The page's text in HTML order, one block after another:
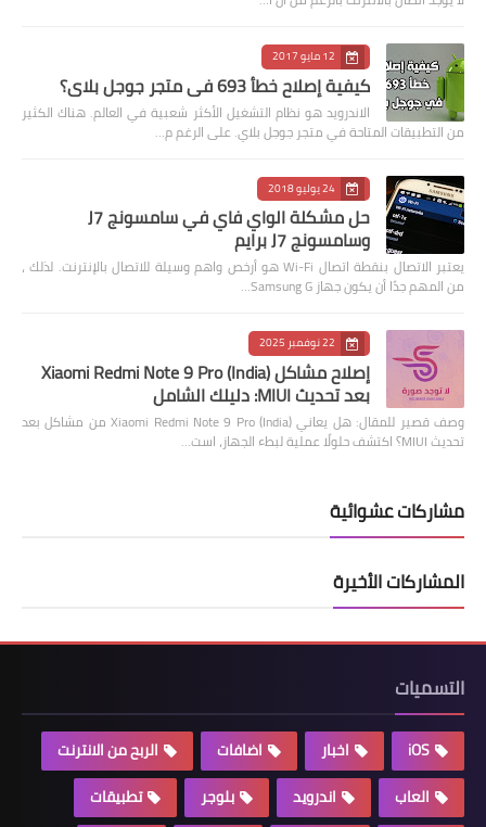
12 مايو 2017
كيفية إصلاح خطأ 693 في متجر جوجل بلاي؟
الاندرويد هو نظام التشغيل الأكثر شعبية في العالم. هناك الكثير
من التطبيقات المتاحة في متجر جوجل بلاي. على الرغم م…
24 يوليو 2018
حل مشكلة الواي فاي في سامسونج J7
وسامسونج J7 برايم
يعتبر الاتصال بنقطة اتصال Wi-Fi هو أرخص واهم وسيلة للاتصال بالإنترنت. لذلك ،
من المهم جدًا أن يكون جهاز Samsung G…
22 نوفمبر 2025
إصلاح مشاكل Xiaomi Redmi Note 9 Pro (India)
بعد تحديث MIUI: دليلك الشامل
وصف قصير للمقال: هل يعاني Xiaomi Redmi Note 9 Pro (India) من مشاكل بعد
تحديث MIUI؟ اكتشف حلولًا عملية لبطء الجهاز، است…
مشاركات عشوائية
المشاركات الأخيرة
التسميات
iOS اخبار اضافات
الربح من الانترنت
العاب
اندرويد بلوجر
تطبيقات